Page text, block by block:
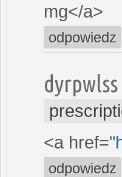
mg</a>
odpowiedz
dyrpwlss
<a href="
odpowiedz